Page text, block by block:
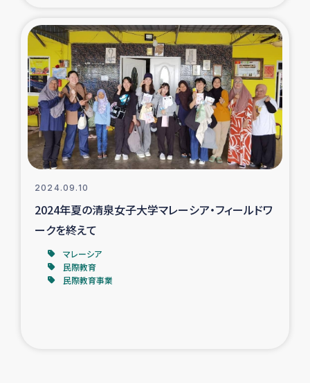
2024.09.10
2024年夏の清泉女子大学マレーシア・フィールドワ
ークを終えて
マレーシア
民際教育
民際教育事業